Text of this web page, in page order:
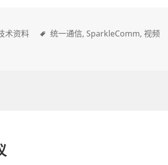
术资料 统一通信 SparkleComm 视频